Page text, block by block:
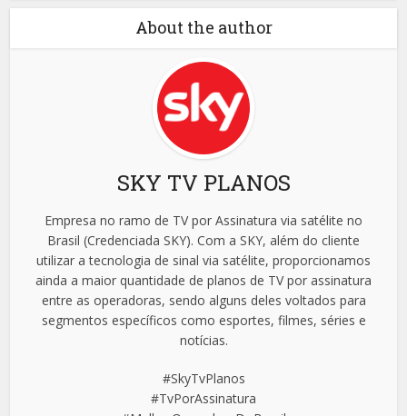
About the author
SKY TV PLANOS
Empresa no ramo de TV por Assinatura via satélite no
Brasil (Credenciada SKY). Com a SKY, além do cliente
utilizar a tecnologia de sinal via satélite, proporcionamos
ainda a maior quantidade de planos de TV por assinatura
entre as operadoras, sendo alguns deles voltados para
segmentos específicos como esportes, filmes, séries e
notícias.
#SkyTvPlanos
#TvPorAssinatura